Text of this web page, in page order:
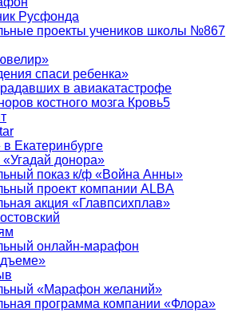
Русфонда
проекты учеников школы №867
спаси ребенка»
в авиакатастрофе
костного мозга Кровь5
Екатеринбурге
донора»
показ к/ф «Война Анны»
проект компании ALBA
акция «Главпсихплав»
онлайн‑марафон
«Марафон желаний»
программа компании «Флора»